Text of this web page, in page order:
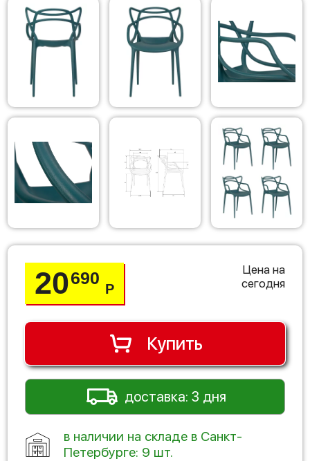
20690
Р
Цена на
сегодня
Купить
доставка: 3 дня
в наличии на складе в Санкт-
Петербурге: 9 шт.